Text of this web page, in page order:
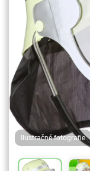
Ilustračné fotografie